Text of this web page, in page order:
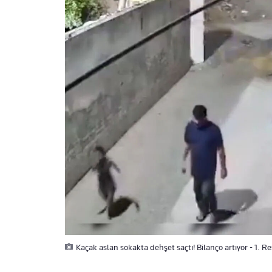
Kaçak aslan sokakta dehşet saçtı! Bilanço artıyor - 1.